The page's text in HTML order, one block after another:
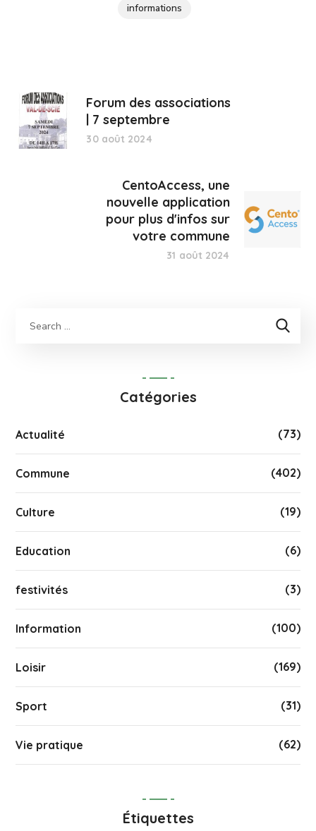
informations
Forum des associations
| 7 septembre
30 août 2024
CentoAccess, une
nouvelle application
pour plus d'infos sur
votre commune
31 août 2024
Catégories
Actualité (73)
Commune (402)
Culture (19)
Education (6)
festivités (3)
Information (100)
Loisir (169)
Sport (31)
Vie pratique (62)
Étiquettes